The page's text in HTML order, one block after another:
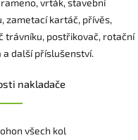
zametací kartáč, přívěs,
trávníku, postřikovač, rotační
a další příslušenství.
nakladače
všech kol